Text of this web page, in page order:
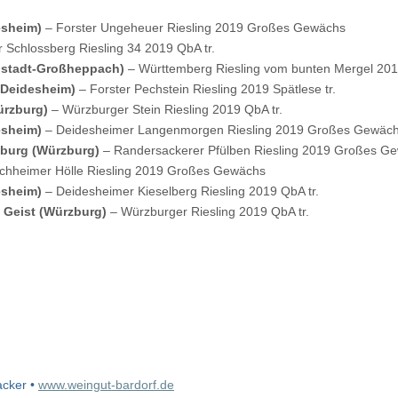
– Forster Ungeheuer Riesling 2019 Großes Gewächs
Schlossberg Riesling 34 2019 QbA tr.
Großheppach) – Württemberg Riesling vom bunten Mergel
– Forster Pechstein Riesling 2019 Spätlese tr.
– Würzburger Stein Riesling 2019 QbA tr.
– Deidesheimer Langenmorgen Riesling 2019 Großes
(Würzburg) – Randersackerer Pfülben Riesling 2019 Großes
Hölle Riesling 2019 Großes Gewächs
– Deidesheimer Kieselberg Riesling 2019 QbA tr.
(Würzburg) – Würzburger Riesling 2019 QbA tr.
• www.weingut-bardorf.de